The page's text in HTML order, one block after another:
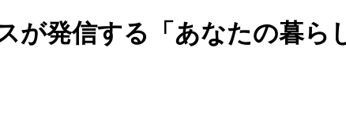
が発信する「あなたの暮ら